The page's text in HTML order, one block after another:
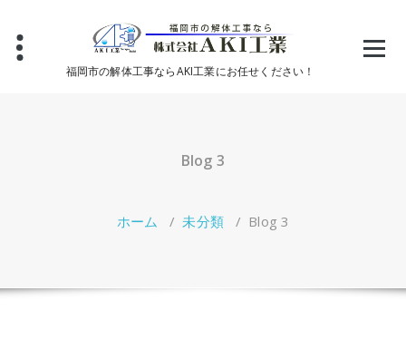
福岡市の解体工事ならAKI工業にお任せください！
Blog 3
ホーム /未分類 / Blog 3